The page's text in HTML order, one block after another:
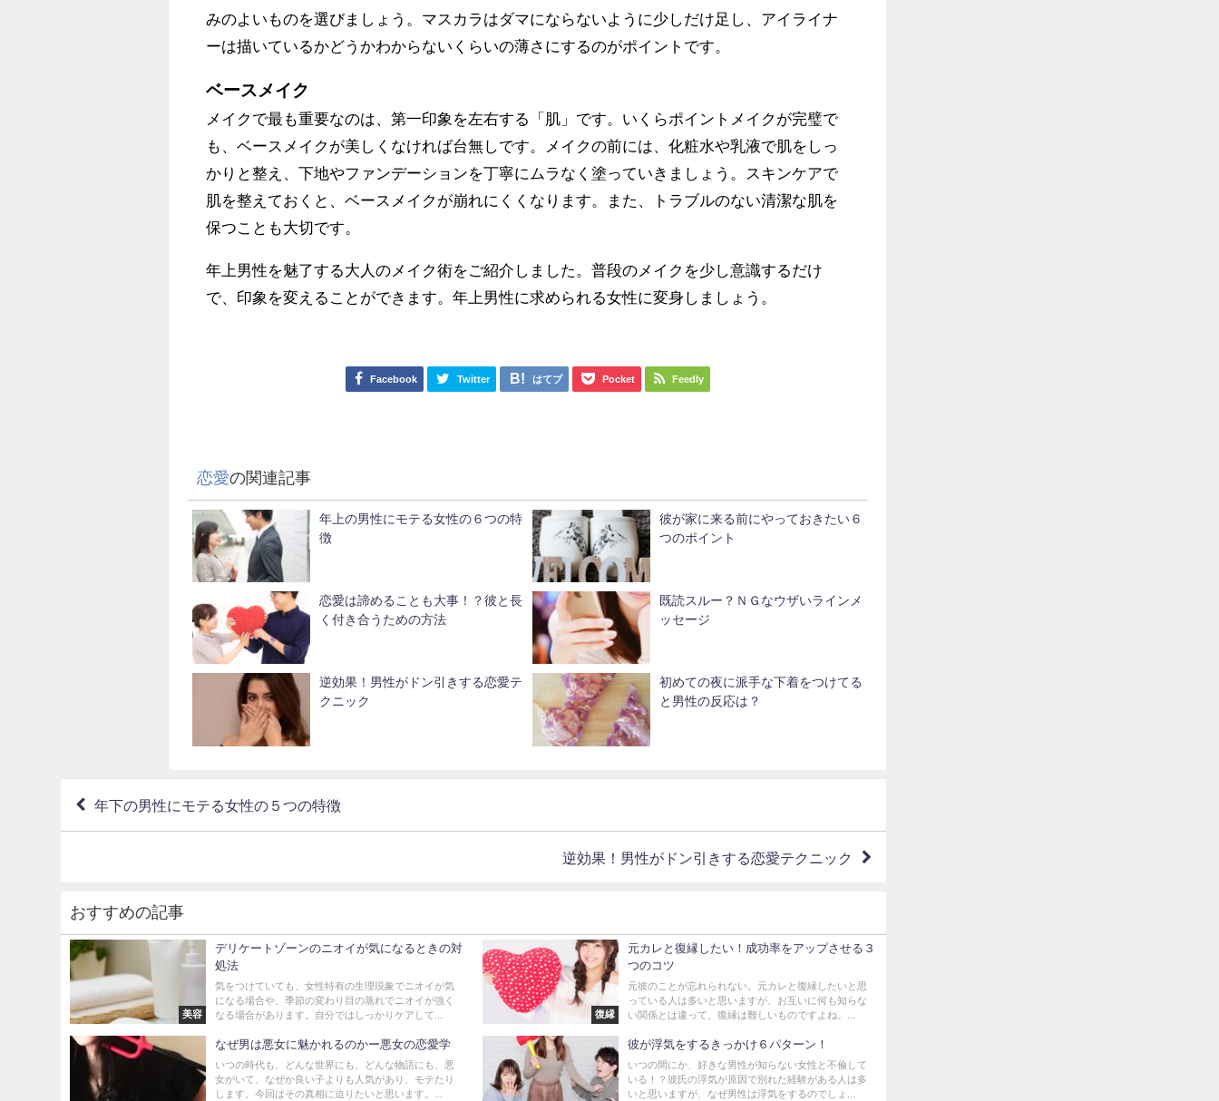
みのよいものを選びましょう。マスカラはダマにならないように少しだけ足し、アイライナ
ーは描いているかどうかわからないくらいの薄さにするのがポイントです。
ベースメイク
メイクで最も重要なのは、第一印象を左右する「肌」です。いくらポイントメイクが完璧で
も、ベースメイクが美しくなければ台無しです。メイクの前には、化粧水や乳液で肌をしっ
かりと整え、下地やファンデーションを丁寧にムラなく塗っていきましょう。スキンケアで
肌を整えておくと、ベースメイクが崩れにくくなります。また、トラブルのない清潔な肌を
保つことも大切です。
年上男性を魅了する大人のメイク術をご紹介しました。普段のメイクを少し意識するだけ
で、印象を変えることができます。年上男性に求められる女性に変身しましょう。
Facebook Twitter はてブ Pocket Feedly
恋愛の関連記事
年上の男性にモテる女性の６つの特
徴
彼が家に来る前にやっておきたい６
つのポイント
恋愛は諦めることも大事！？彼と長
く付き合うための方法
既読スルー？ＮＧなウザいラインメ
ッセージ
逆効果！男性がドン引きする恋愛テ
クニック
初めての夜に派手な下着をつけてる
と男性の反応は？
年下の男性にモテる女性の５つの特徴
逆効果！男性がドン引きする恋愛テクニック
おすすめの記事
美容
デリケートゾーンのニオイが気になるときの対
処法
気をつけていても、女性特有の生理現象でニオイが気
になる場合や、季節の変わり目の蒸れでニオイが強く
なる場合があります。自分ではしっかりケアして...
復縁
元カレと復縁したい！成功率をアップさせる３
つのコツ
元彼のことが忘れられない。元カレと復縁したいと思
っている人は多いと思いますが、お互いに何も知らな
い関係とは違って、復縁は難しいものですよね。...
なぜ男は悪女に魅かれるのかー悪女の恋愛学
いつの時代も、どんな世界にも、どんな物語にも、悪
女がいて、なぜか良い子よりも人気があり、モテたり
します。今回はその真相に迫りたいと思います。...
彼が浮気をするきっかけ６パターン！
いつの間にか、好きな男性が知らない女性と不倫して
いる！？彼氏の浮気が原因で別れた経験がある人は多
いと思いますが、なぜ男性は浮気をするのでしょ...